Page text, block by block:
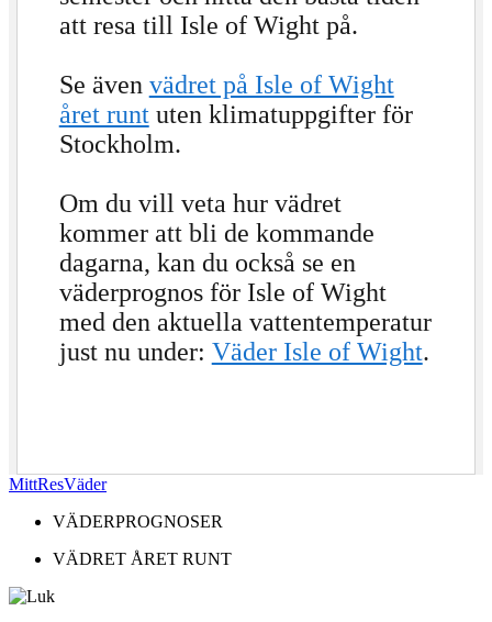
att resa till Isle of Wight på.
Se även vädret på Isle of Wight
året runtuten klimatuppgifter för
Stockholm.
Om du vill veta hur vädret
kommer att bli de kommande
dagarna, kan du också se en
väderprognos för Isle of Wight
med den aktuella vattentemperatur
just nu under: Väder Isle of Wight.
MittResVäder
VÄDERPROGNOSER
VÄDRET ÅRET RUNT